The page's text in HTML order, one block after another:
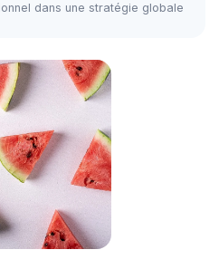
dans une stratégie globale